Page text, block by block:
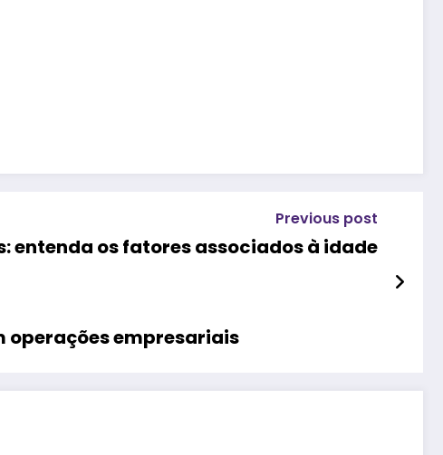
Previous post
entenda os fatores associados à idade
operações empresariais